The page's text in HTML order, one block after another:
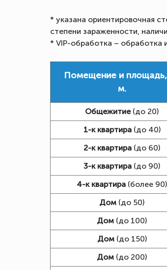
* указана ориентировочная
степени зараженности,
* VIP-обработка – обработка
Помещение и площадь,
м.
Общежитие(до 20)
1-к квартира(до 40)
2-к квартира (до 60)
3-к квартира (до 90)
4-к квартира (более 90)
Дом (до 50)
Дом (до 100)
Дом(до 150)
Дом (до 200)